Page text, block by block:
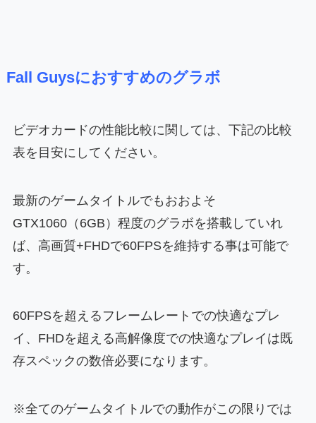
Fall Guysにおすすめのグラボ
ビデオカードの性能比較に関しては、下記の比較
表を目安にしてください。
最新のゲームタイトルでもおおよそ
GTX1060（6GB）程度のグラボを搭載していれ
ば、高画質+FHDで60FPSを維持する事は可能で
す。
60FPSを超えるフレームレートでの快適なプレ
イ、FHDを超える高解像度での快適なプレイは既
存スペックの数倍必要になります。
※全てのゲームタイトルでの動作がこの限りでは